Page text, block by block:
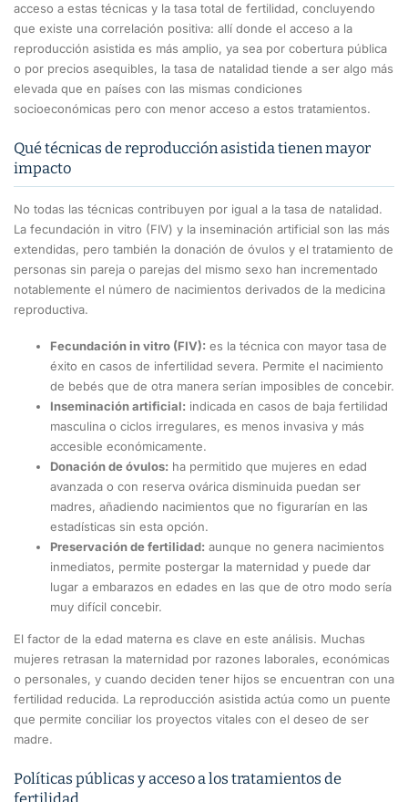
acceso a estas técnicas y la tasa total de fertilidad, concluyendo
que existe una correlación positiva: allí donde el acceso a la
reproducción asistida es más amplio, ya sea por cobertura pública
o por precios asequibles, la tasa de natalidad tiende a ser algo más
elevada que en países con las mismas condiciones
socioeconómicas pero con menor acceso a estos tratamientos.
Qué técnicas de reproducción asistida tienen mayor
impacto
No todas las técnicas contribuyen por igual a la tasa de natalidad.
La fecundación in vitro (FIV) y la inseminación artificial son las más
extendidas, pero también la donación de óvulos y el tratamiento de
personas sin pareja o parejas del mismo sexo han incrementado
notablemente el número de nacimientos derivados de la medicina
reproductiva.
Fecundación in vitro (FIV): es la técnica con mayor tasa de
éxito en casos de infertilidad severa. Permite el nacimiento
de bebés que de otra manera serían imposibles de concebir.
Inseminación artificial: indicada en casos de baja fertilidad
masculina o ciclos irregulares, es menos invasiva y más
accesible económicamente.
Donación de óvulos: ha permitido que mujeres en edad
avanzada o con reserva ovárica disminuida puedan ser
madres, añadiendo nacimientos que no figurarían en las
estadísticas sin esta opción.
Preservación de fertilidad: aunque no genera nacimientos
inmediatos, permite postergar la maternidad y puede dar
lugar a embarazos en edades en las que de otro modo sería
muy difícil concebir.
El factor de la edad materna es clave en este análisis. Muchas
mujeres retrasan la maternidad por razones laborales, económicas
o personales, y cuando deciden tener hijos se encuentran con una
fertilidad reducida. La reproducción asistida actúa como un puente
que permite conciliar los proyectos vitales con el deseo de ser
madre.
Políticas públicas y acceso a los tratamientos de
fertilidad